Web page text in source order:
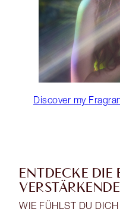
Discover my
ENTDECKE
WIE FÜHLST DU DICH